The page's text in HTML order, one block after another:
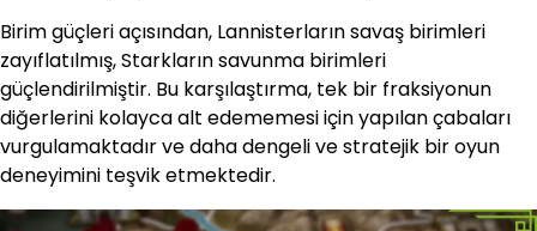
Birim güçleri açısından, Lannisterların savaş birimleri
zayıflatılmış, Starkların savunma birimleri
güçlendirilmiştir. Bu karşılaştırma, tek bir fraksiyonun
diğerlerini kolayca alt edememesi için yapılan çabaları
vurgulamaktadır ve daha dengeli ve stratejik bir oyun
deneyimini teşvik etmektedir.